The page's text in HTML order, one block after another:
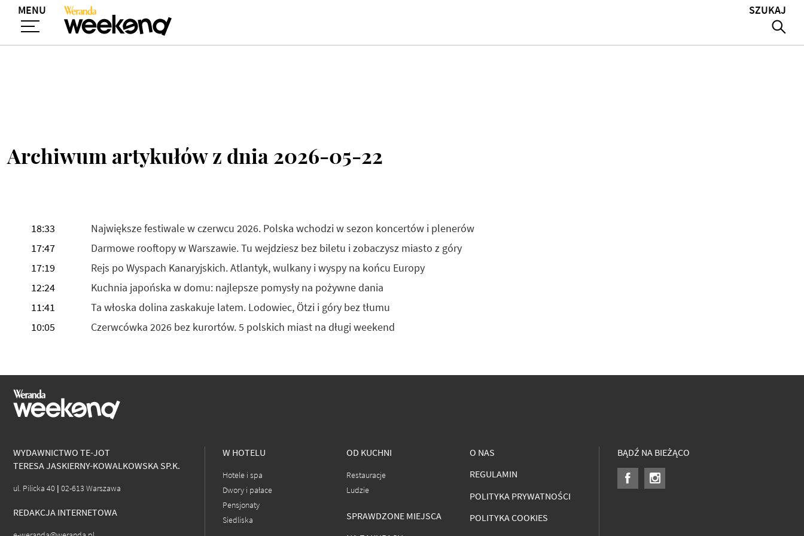
MENU SZUKAJ
Archiwum artykułów z dnia 2026-05-22
18:33
Największe festiwale w czerwcu 2026. Polska wchodzi w sezon koncertów i plenerów
17:47
Darmowe rooftopy w Warszawie. Tu wejdziesz bez biletu i zobaczysz miasto z góry
17:19
Rejs po Wyspach Kanaryjskich. Atlantyk, wulkany i wyspy na końcu Europy
12:24
Kuchnia japońska w domu: najlepsze pomysły na pożywne dania
11:41
Ta włoska dolina zaskakuje latem. Lodowiec, Ötzi i góry bez tłumu
10:05
Czerwcówka 2026 bez kurortów. 5 polskich miast na długi weekend
WYDAWNICTWO TE-JOT
TERESA JASKIERNY-KOWALKOWSKA SP.K.
ul. Pilicka 40 | 02-613 Warszawa
REDAKCJA INTERNETOWA
W HOTELU
Hotele i spa
Dwory i pałace
Pensjonaty
Siedliska
OD KUCHNI
Restauracje
Ludzie
SPRAWDZONE MIEJSCA
O NAS
REGULAMIN
POLITYKA PRYWATNOŚCI
POLITYKA COOKIES
BĄDŹ NA BIEŻĄCO